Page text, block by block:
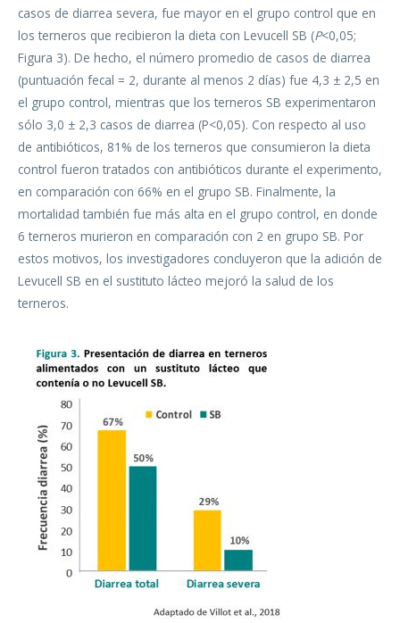
casos de diarrea severa, fue mayor en el grupo control que en
los terneros que recibieron la dieta con Levucell SB (P<0,05;
Figura 3). De hecho, el número promedio de casos de diarrea
(puntuación fecal = 2, durante al menos 2 días) fue 4,3 ± 2,5 en
el grupo control, mientras que los terneros SB experimentaron
sólo 3,0 ± 2,3 casos de diarrea (P<0,05). Con respecto al uso
de antibióticos, 81% de los terneros que consumieron la dieta
control fueron tratados con antibióticos durante el experimento,
en comparación con 66% en el grupo SB. Finalmente, la
mortalidad también fue más alta en el grupo control, en donde
6 terneros murieron en comparación con 2 en grupo SB. Por
estos motivos, los investigadores concluyeron que la adición de
Levucell SB en el sustituto lácteo mejoró la salud de los
terneros.